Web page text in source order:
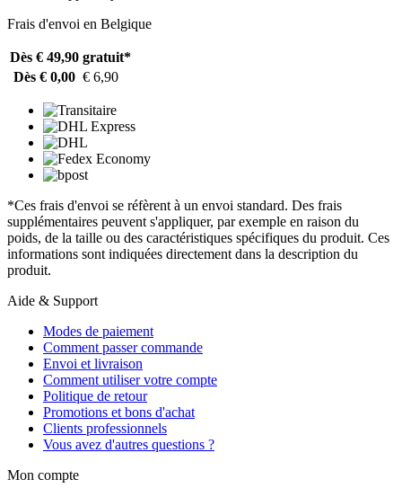
Frais d'envoi en Belgique
Dès € 49,90 gratuit*
Dès € 0,00 € 6,90
*Ces frais d'envoi se réfèrent à un envoi standard. Des frais
supplémentaires peuvent s'appliquer, par exemple en raison du
poids, de la taille ou des caractéristiques spécifiques du produit. Ces
informations sont indiquées directement dans la description du
produit.
Aide & Support
Modes de paiement
Comment passer commande
Envoi et livraison
Comment utiliser votre compte
Politique de retour
Promotions et bons d'achat
Clients professionnels
Vous avez d'autres questions ?
Mon compte